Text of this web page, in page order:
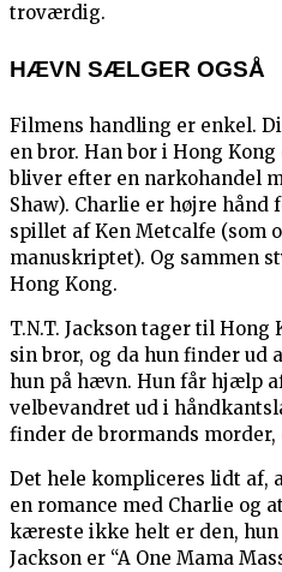
troværdig.
HÆVN SÆLGER OGSÅ
Filmens handling er enkel.
en bror. Han bor i Hong
bliver efter en narkohandel
Shaw). Charlie er højre hånd
spillet af Ken Metcalfe (som
manuskriptet). Og sammen
Hong Kong.
T.N.T. Jackson tager til
sin bror, og da hun finder ud
hun på hævn. Hun får hjælp
velbevandret ud i
finder de brormands
Det hele kompliceres lidt af,
en romance med Charlie og
kæreste ikke helt er den, hun
Jackson er “A One Mama